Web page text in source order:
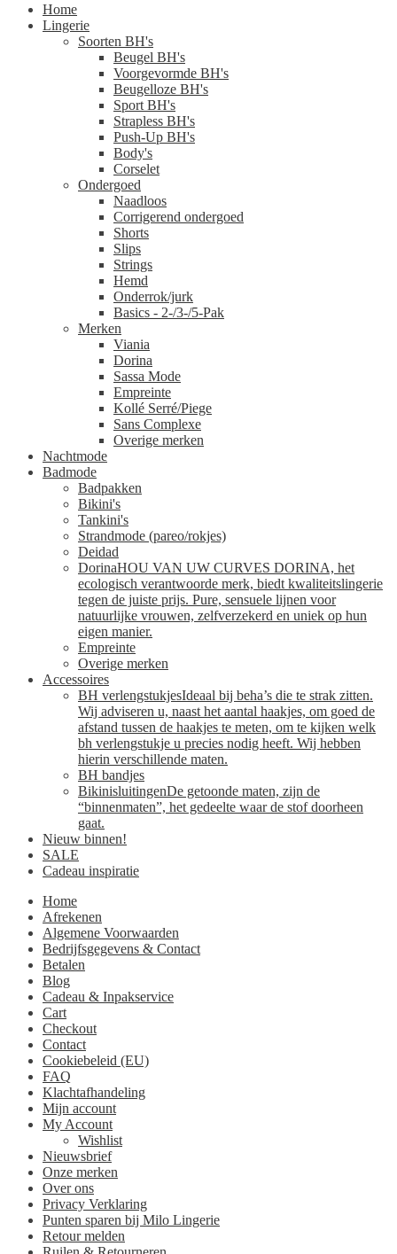
Home
Lingerie
Soorten BH's
Beugel BH's
Voorgevormde BH's
Beugelloze BH's
Sport BH's
Strapless BH's
Push-Up BH's
Body's
Corselet
Ondergoed
Naadloos
Corrigerend ondergoed
Shorts
Slips
Strings
Hemd
Onderrok/jurk
Basics - 2-/3-/5-Pak
Merken
Viania
Dorina
Sassa Mode
Empreinte
Kollé Serré/Piege
Sans Complexe
Overige merken
Nachtmode
Badmode
Badpakken
Bikini's
Tankini's
Strandmode (pareo/rokjes)
Deidad
DorinaHOU VAN UW CURVES DORINA, het
ecologisch verantwoorde merk, biedt kwaliteitslingerie
tegen de juiste prijs. Pure, sensuele lijnen voor
natuurlijke vrouwen, zelfverzekerd en uniek op hun
eigen manier.
Empreinte
Overige merken
Accessoires
BH verlengstukjesIdeaal bij beha’s die te strak zitten.
Wij adviseren u, naast het aantal haakjes, om goed de
afstand tussen de haakjes te meten, om te kijken welk
bh verlengstukje u precies nodig heeft. Wij hebben
hierin verschillende maten.
BH bandjes
BikinisluitingenDe getoonde maten, zijn de
“binnenmaten”, het gedeelte waar de stof doorheen
gaat.
Nieuw binnen!
SALE
Cadeau inspiratie
Home
Afrekenen
Algemene Voorwaarden
Bedrijfsgegevens & Contact
Betalen
Blog
Cadeau & Inpakservice
Cart
Checkout
Contact
Cookiebeleid (EU)
FAQ
Klachtafhandeling
Mijn account
My Account
Wishlist
Nieuwsbrief
Onze merken
Over ons
Privacy Verklaring
Punten sparen bij Milo Lingerie
Retour melden